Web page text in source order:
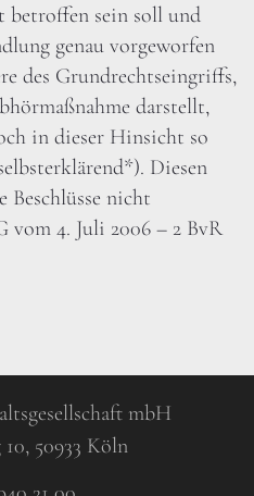
betroffen sein soll und
genau vorgeworfen
des Grundrechtseingriffs,
darstellt,
in dieser Hinsicht so
Diesen
nicht
vom 4. Juli 2006 – 2 BvR
mbH
50933 Köln